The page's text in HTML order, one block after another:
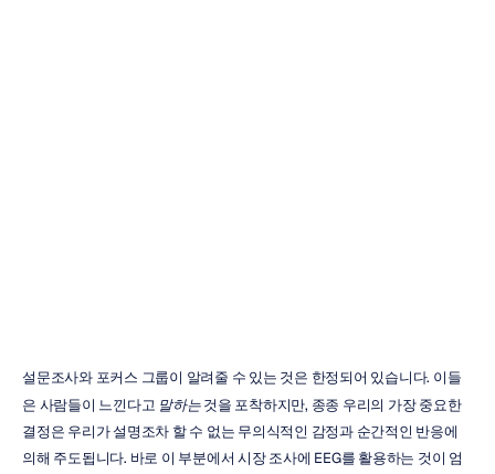
설문조사와 포커스 그룹이 알려줄 수 있는 것은 한정되어 있습니다. 이들
은 사람들이 느낀다고 말하는 것을 포착하지만, 종종 우리의 가장 중요한
결정은 우리가 설명조차 할 수 없는 무의식적인 감정과 순간적인 반응에
의해 주도됩니다. 바로 이 부분에서 시장 조사에 EEG를 활용하는 것이 엄